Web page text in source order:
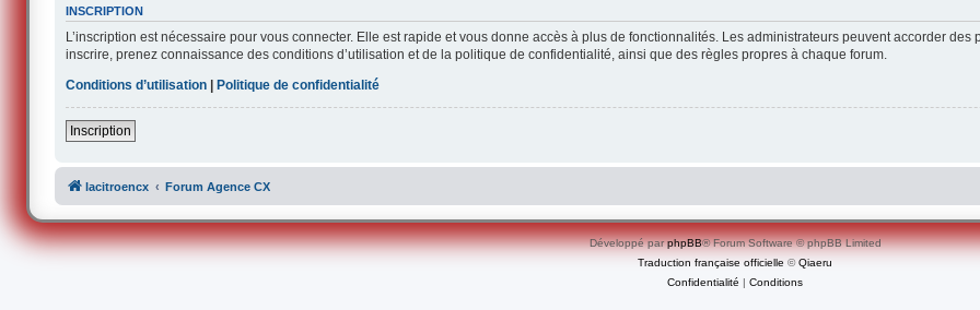
INSCRIPTION
L’inscription est nécessaire pour vous connecter. Elle est rapide et vous donne accès à plus de fonctionnalités. Les administrateurs peuvent accorder
inscrire, prenez connaissance des conditions d’utilisation et de la politique de confidentialité, ainsi que des règles propres à chaque forum.
Conditions d’utilisation |Politique de confidentialité
Inscription
lacitroencx Forum Agence CX
Développé parphpBB® Forum Software © phpBB Limited
Traduction française officielle ©Qiaeru
Confidentialité | Conditions